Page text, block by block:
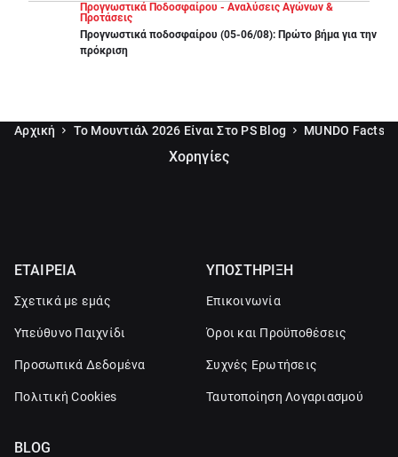
Προγνωστικά Ποδοσφαίρου - Αναλύσεις Αγώνων &
Προτάσεις
Προγνωστικά ποδοσφαίρου (05-06/08): Πρώτο βήμα για την
πρόκριση
Αρχική Το Μουντιάλ 2026 Είναι Στο PS Blog MUNDO Facts
Χορηγίες
ΕΤΑΙΡΕΙΑ
Σχετικά με εμάς
Υπεύθυνο Παιχνίδι
Προσωπικά Δεδομένα
Πολιτική Cookies
ΥΠΟΣΤΗΡΙΞΗ
Επικοινωνία
Όροι και Προϋποθέσεις
Συχνές Ερωτήσεις
Ταυτοποίηση Λογαριασμού
BLOG